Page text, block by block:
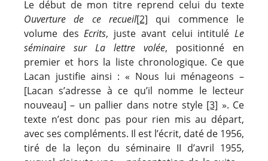
Le début de mon titre reprend celui du texte
Ouverture de ce recueil[2] qui commence le
volume desEcrits, juste avant celui intituléLe
séminaire sur La lettre volée, positionné en
premier et hors la liste chronologique. Ce que
Lacan justifie ainsi : « Nous lui ménageons –
[Lacan s’adresse à ce qu’il nomme le lecteur
nouveau] – un pallier dans notre style [3] ». Ce
texte n’est donc pas pour rien mis au départ,
avec ses compléments. Il est l’écrit, daté de 1956,
tiré de la leçon du séminaire II d’avril 1955,